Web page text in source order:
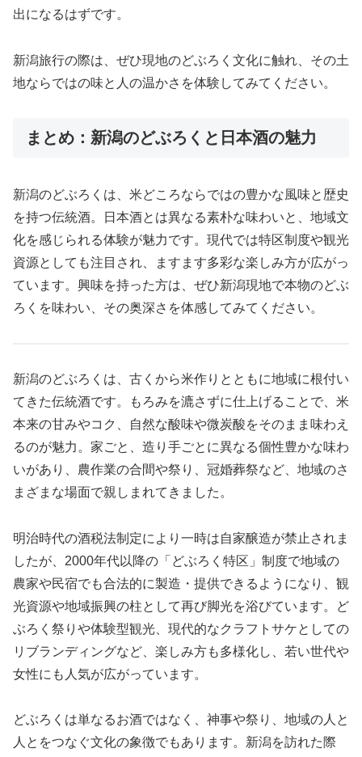
出になるはずです。
新潟旅行の際は、ぜひ現地のどぶろく文化に触れ、その土
地ならではの味と人の温かさを体験してみてください。
まとめ：新潟のどぶろくと日本酒の魅力
新潟のどぶろくは、米どころならではの豊かな風味と歴史
を持つ伝統酒。日本酒とは異なる素朴な味わいと、地域文
化を感じられる体験が魅力です。現代では特区制度や観光
資源としても注目され、ますます多彩な楽しみ方が広がっ
ています。興味を持った方は、ぜひ新潟現地で本物のどぶ
ろくを味わい、その奥深さを体感してみてください。
新潟のどぶろくは、古くから米作りとともに地域に根付い
てきた伝統酒です。もろみを漉さずに仕上げることで、米
本来の甘みやコク、自然な酸味や微炭酸をそのまま味わえ
るのが魅力。家ごと、造り手ごとに異なる個性豊かな味わ
いがあり、農作業の合間や祭り、冠婚葬祭など、地域のさ
まざまな場面で親しまれてきました。
明治時代の酒税法制定により一時は自家醸造が禁止されま
したが、2000年代以降の「どぶろく特区」制度で地域の
農家や民宿でも合法的に製造・提供できるようになり、観
光資源や地域振興の柱として再び脚光を浴びています。ど
ぶろく祭りや体験型観光、現代的なクラフトサケとしての
リブランディングなど、楽しみ方も多様化し、若い世代や
女性にも人気が広がっています。
どぶろくは単なるお酒ではなく、神事や祭り、地域の人と
人とをつなぐ文化の象徴でもあります。新潟を訪れた際